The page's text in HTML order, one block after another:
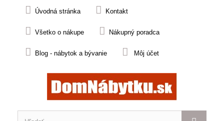
Úvodná stránka Kontakt
Všetko o nákupe Nákupný poradca
Blog - nábytok a bývanie Môj účet